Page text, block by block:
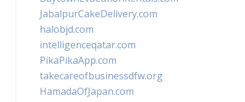
JabalpurCakeDelivery.com
halobjd.com
intelligenceqatar.com
PikaPikaApp.com
takecareofbusinessdfw.org
HamadaOfJapan.com